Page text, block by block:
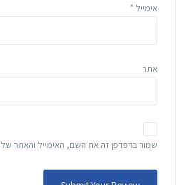
אימייל *
אתר
שמור בדפדפן זה את השם, האימייל והאתר